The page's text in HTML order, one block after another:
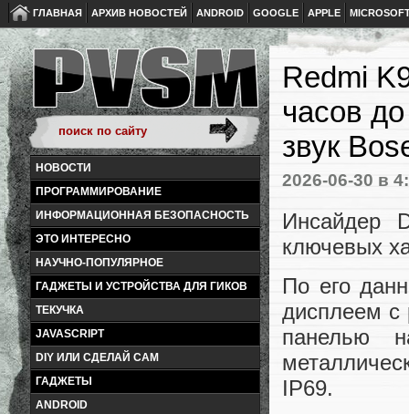
ГЛАВНАЯ АРХИВ НОВОСТЕЙ ANDROID GOOGLE APPLE
НОВОСТИ
ПРОГРАММИРОВАНИЕ
ИНФОРМАЦИОННАЯ БЕЗОПАСНОСТЬ
ЭТО ИНТЕРЕСНО
НАУЧНО-ПОПУЛЯРНОЕ
ГАДЖЕТЫ И УСТРОЙСТВА ДЛЯ ГИКОВ
ТЕКУЧКА
JAVASCRIPT
DIY ИЛИ СДЕЛАЙ САМ
ГАДЖЕТЫ
ANDROID
Redmi
часов
звук
2026-06-30 в
Инсайдер
ключевых
По его
дисплеем с
панелью
IP69.